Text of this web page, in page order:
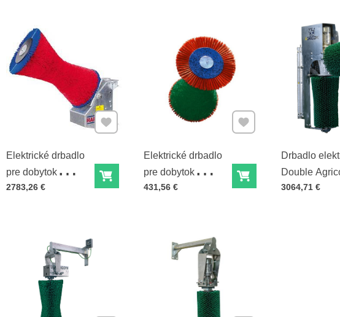
Elektrické drbadlo
pre dobytok
CowCleaner
Cena s DPH
2783,26 € Do košíka
Pridať k Obľúbeným
Elektrické drbadlo
pre dobytok
CowCleaner -
Cena s DPH
431,56 € Do košíka
Pridať k Obľúbeným
Drbadlo
Double
Cena s DPH
3064,71 €